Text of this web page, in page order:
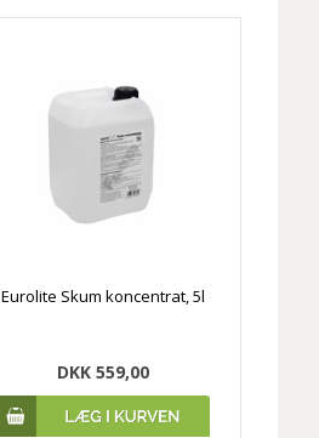
Eurolite Skum koncentrat, 5l
DKK 559,00